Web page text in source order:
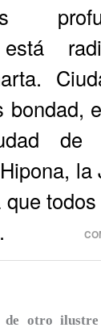
está
bondad,
de
la
de otro